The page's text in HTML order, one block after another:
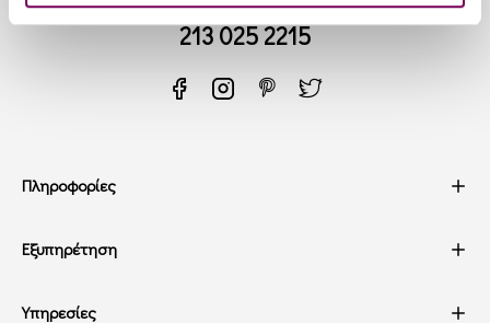
Λυκούργου 20, Καλλιθέα, Αθήνα, 17676
213 025 2215
Πληροφορίες
Εξυπηρέτηση
Υπηρεσίες